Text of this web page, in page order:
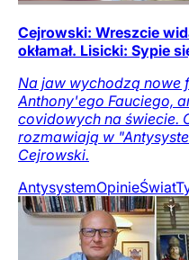
Cejrowski: Wreszcie
okłamał. Lisicki: Sypie
Na jaw wychodzą nowe
Anthony'ego Fauciego,
covidowych na świecie.
rozmawiają w
Cejrowski.
AntysystemOpinieŚwiat